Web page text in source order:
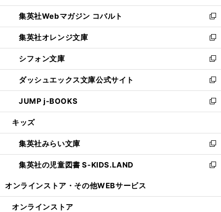
開
く
ウ
で
開
く
ン
ド
ウ
で
開
く
ウ
ィ
ン
ド
ウ
で
開
く
集英社Webマガジン コバルト
新
し
い
ウ
ィ
ン
ド
ウ
で
開
集英社オレンジ文庫
新
し
い
ウ
ィ
ン
ド
ウ
開
く
シフォン文庫
新
し
い
ウ
ィ
ン
ウ
で
開
く
ダッシュエックス文庫公式サイト
新
し
い
ウ
ン
ド
ウ
で
JUMP j-BOOKS
新
し
ウ
ィ
ン
ド
開
キッズ
集英社みらい文庫
新
し
い
ン
集英社の児童図書 S-KIDS.LAND
新
ウ
オンラインストア・ その他WEBサービス
オンラインストア